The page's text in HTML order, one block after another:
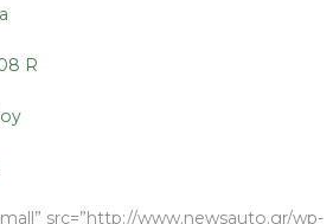
R
src=”http://www.newsauto.gr/wp-